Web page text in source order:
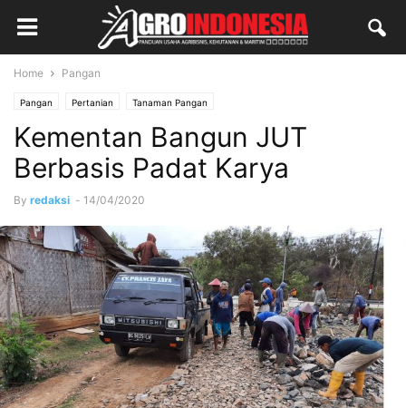
Home Pangan
Pangan Pertanian Tanaman Pangan
Kementan Bangun JUT
Berbasis Padat Karya
By redaksi - 14/04/2020